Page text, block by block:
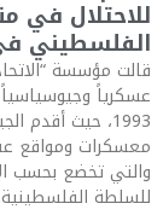
للاحتلال في
الفلسطيني
قالت مؤسسة
عسكرياً وجيوسياسياً
1993، حيث
معسكرات ومواقع
والتي تخضع بحسب
للسلطة